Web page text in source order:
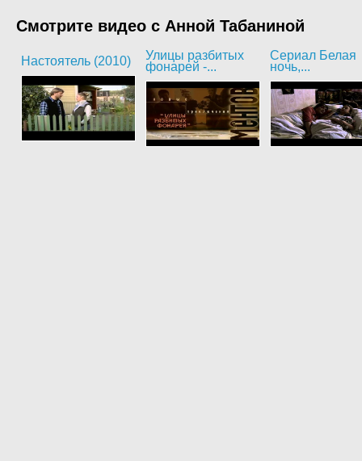
Смотрите видео с Анной Табаниной
Настоятель (2010)
Улицы разбитых
фонарей -...
Сериал Белая
ночь,...